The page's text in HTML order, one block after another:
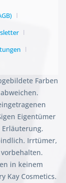
Farben
Eigentümer
Irrtümer,
in keinem
Kay Cosmetics.